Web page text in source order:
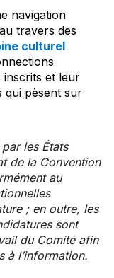
navigation
travers des
culturel
inscrits et leur
qui pèsent sur
les États
de la Convention
au
; en outre, les
sont
du Comité afin
à l’information.